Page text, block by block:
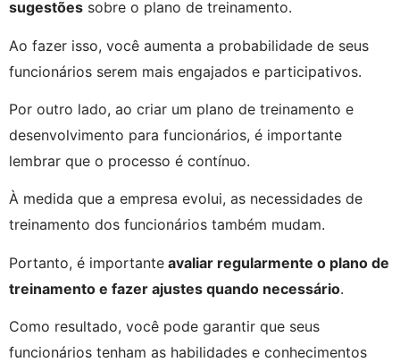
sugestões sobre o plano de treinamento.
Ao fazer isso, você aumenta a probabilidade de seus
funcionários serem mais engajados e participativos.
Por outro lado, ao criar um plano de treinamento e
desenvolvimento para funcionários, é importante
lembrar que o processo é contínuo.
À medida que a empresa evolui, as necessidades de
treinamento dos funcionários também mudam.
Portanto, é importante avaliar regularmente o plano de
treinamento e fazer ajustes quando necessário.
Como resultado, você pode garantir que seus
funcionários tenham as habilidades e conhecimentos